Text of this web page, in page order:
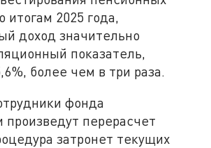
итогам 2025 года,
доход значительно
показатель,
более чем в три раза.
фонда
произведут перерасчет
затронет текущих